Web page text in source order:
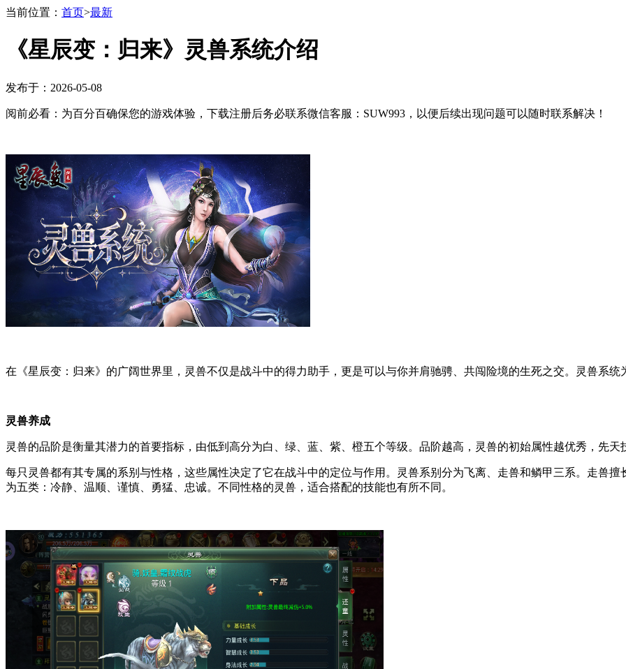
当前位置： 首页>最新
《星辰变：归来》灵兽系统介绍
发布于：2026-05-08
阅前必看：为百分百确保您的游戏体验，下载注册后务必联系微信客服：SUW993，以便后续出现问题可以随时联系解决！
在《星辰变：归来》的广阔世界里，灵兽不仅是战斗中的得力助手，更是可以与你并肩驰骋、共闯险境的生死之交。灵兽系
灵兽养成
灵兽的品阶是衡量其潜力的首要指标，由低到高分为白、绿、蓝、紫、橙五个等级。品阶越高，灵兽的初始属性越优秀，先
每只灵兽都有其专属的系别与性格，这些属性决定了它在战斗中的定位与作用。灵兽系别分为飞离、走兽和鳞甲三系。走兽
为五类：冷静、温顺、谨慎、勇猛、忠诚。不同性格的灵兽，适合搭配的技能也有所不同。